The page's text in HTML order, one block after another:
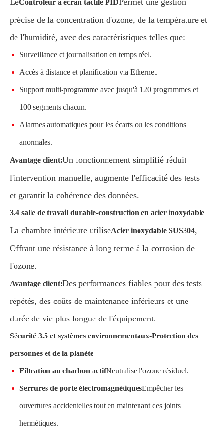
LeContrôleur à écran tactile PIDPermet une gestion
précise de la concentration d'ozone, de la température et
de l'humidité, avec des caractéristiques telles que:
Surveillance et journalisation en temps réel.
Accès à distance et planification via Ethernet.
Support multi-programme avec jusqu'à 120 programmes et
100 segments chacun.
Alarmes automatiques pour les écarts ou les conditions
anormales.
Avantage client:Un fonctionnement simplifié réduit
l'intervention manuelle, augmente l'efficacité des tests
et garantit la cohérence des données.
3.4 salle de travail durable-construction en acier inoxydable
La chambre intérieure utiliseAcier inoxydable SUS304,
Offrant une résistance à long terme à la corrosion de
l'ozone.
Avantage client:Des performances fiables pour des tests
répétés, des coûts de maintenance inférieurs et une
durée de vie plus longue de l'équipement.
Sécurité 3.5 et systèmes environnementaux-Protection des
personnes et de la planète
Filtration au charbon actifNeutralise l'ozone résiduel.
Serrures de porte électromagnétiquesEmpêcher les
ouvertures accidentelles tout en maintenant des joints
hermétiques.